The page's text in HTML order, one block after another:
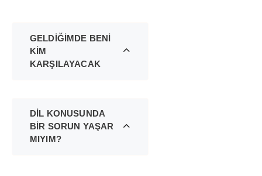
GELDİĞİMDE BENİ
KİM
KARŞILAYACAK
DİL KONUSUNDA
BİR SORUN YAŞAR
MIYIM?